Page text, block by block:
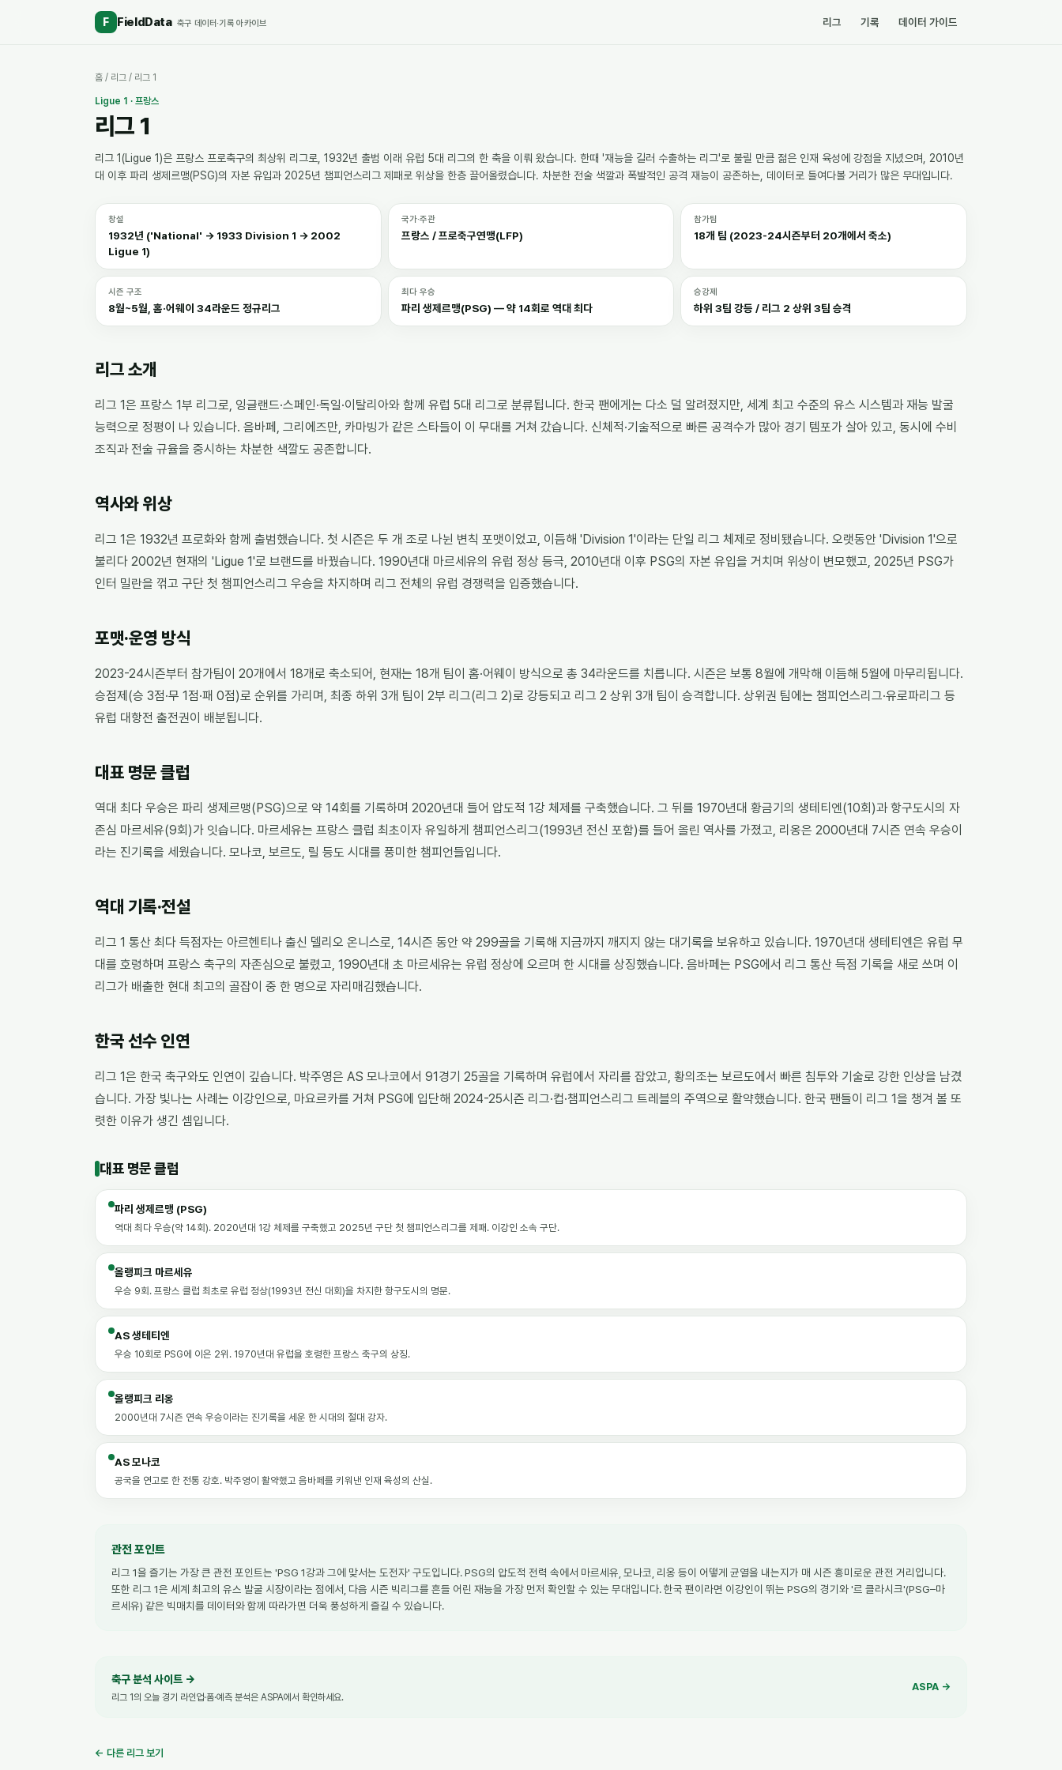
F FieldData 축구 데이터·기록 아카이브 리그 기록 데이터 가이드
홈 / 리그 / 리그 1
Ligue 1 · 프랑스
리그 1
리그 1(Ligue 1)은 프랑스 프로축구의 최상위 리그로, 1932년 출범 이래 유럽 5대 리그의 한 축을 이뤄 왔습니다. 한때 '재능을 길러 수출하는 리그'로 불릴 만큼 젊은 인재 육성에 강점을 지녔으며, 2010년
대 이후 파리 생제르맹(PSG)의 자본 유입과 2025년 챔피언스리그 제패로 위상을 한층 끌어올렸습니다. 차분한 전술 색깔과 폭발적인 공격 재능이 공존하는, 데이터로 들여다볼 거리가 많은 무대입니다.
창설
1932년 ('National' → 1933 Division 1 → 2002
Ligue 1)
국가·주관
프랑스 / 프로축구연맹(LFP)
참가팀
18개 팀 (2023-24시즌부터 20개에서 축소)
시즌 구조
8월~5월, 홈·어웨이 34라운드 정규리그
최다 우승
파리 생제르맹(PSG) — 약 14회로 역대 최다
승강제
하위 3팀 강등 / 리그 2 상위 3팀 승격
리그 소개
리그 1은 프랑스 1부 리그로, 잉글랜드·스페인·독일·이탈리아와 함께 유럽 5대 리그로 분류됩니다. 한국 팬에게는 다소 덜 알려졌지만, 세계 최고 수준의 유스 시스템과 재능 발굴
능력으로 정평이 나 있습니다. 음바페, 그리에즈만, 카마빙가 같은 스타들이 이 무대를 거쳐 갔습니다. 신체적·기술적으로 빠른 공격수가 많아 경기 템포가 살아 있고, 동시에 수비
조직과 전술 규율을 중시하는 차분한 색깔도 공존합니다.
역사와 위상
리그 1은 1932년 프로화와 함께 출범했습니다. 첫 시즌은 두 개 조로 나뉜 변칙 포맷이었고, 이듬해 'Division 1'이라는 단일 리그 체제로 정비됐습니다. 오랫동안 'Division 1'으로
불리다 2002년 현재의 'Ligue 1'로 브랜드를 바꿨습니다. 1990년대 마르세유의 유럽 정상 등극, 2010년대 이후 PSG의 자본 유입을 거치며 위상이 변모했고, 2025년 PSG가
인터 밀란을 꺾고 구단 첫 챔피언스리그 우승을 차지하며 리그 전체의 유럽 경쟁력을 입증했습니다.
포맷·운영 방식
2023-24시즌부터 참가팀이 20개에서 18개로 축소되어, 현재는 18개 팀이 홈·어웨이 방식으로 총 34라운드를 치릅니다. 시즌은 보통 8월에 개막해 이듬해 5월에 마무리됩니다.
승점제(승 3점·무 1점·패 0점)로 순위를 가리며, 최종 하위 3개 팀이 2부 리그(리그 2)로 강등되고 리그 2 상위 3개 팀이 승격합니다. 상위권 팀에는 챔피언스리그·유로파리그 등
유럽 대항전 출전권이 배분됩니다.
대표 명문 클럽
역대 최다 우승은 파리 생제르맹(PSG)으로 약 14회를 기록하며 2020년대 들어 압도적 1강 체제를 구축했습니다. 그 뒤를 1970년대 황금기의 생테티엔(10회)과 항구도시의 자
존심 마르세유(9회)가 잇습니다. 마르세유는 프랑스 클럽 최초이자 유일하게 챔피언스리그(1993년 전신 포함)를 들어 올린 역사를 가졌고, 리옹은 2000년대 7시즌 연속 우승이
라는 진기록을 세웠습니다. 모나코, 보르도, 릴 등도 시대를 풍미한 챔피언들입니다.
역대 기록·전설
리그 1 통산 최다 득점자는 아르헨티나 출신 델리오 온니스로, 14시즌 동안 약 299골을 기록해 지금까지 깨지지 않는 대기록을 보유하고 있습니다. 1970년대 생테티엔은 유럽 무
대를 호령하며 프랑스 축구의 자존심으로 불렸고, 1990년대 초 마르세유는 유럽 정상에 오르며 한 시대를 상징했습니다. 음바페는 PSG에서 리그 통산 득점 기록을 새로 쓰며 이
리그가 배출한 현대 최고의 골잡이 중 한 명으로 자리매김했습니다.
한국 선수 인연
리그 1은 한국 축구와도 인연이 깊습니다. 박주영은 AS 모나코에서 91경기 25골을 기록하며 유럽에서 자리를 잡았고, 황의조는 보르도에서 빠른 침투와 기술로 강한 인상을 남겼
습니다. 가장 빛나는 사례는 이강인으로, 마요르카를 거쳐 PSG에 입단해 2024-25시즌 리그·컵·챔피언스리그 트레블의 주역으로 활약했습니다. 한국 팬들이 리그 1을 챙겨 볼 또
렷한 이유가 생긴 셈입니다.
대표 명문 클럽
파리 생제르맹 (PSG)
역대 최다 우승(약 14회). 2020년대 1강 체제를 구축했고 2025년 구단 첫 챔피언스리그를 제패. 이강인 소속 구단.
올랭피크 마르세유
우승 9회. 프랑스 클럽 최초로 유럽 정상(1993년 전신 대회)을 차지한 항구도시의 명문.
AS 생테티엔
우승 10회로 PSG에 이은 2위. 1970년대 유럽을 호령한 프랑스 축구의 상징.
올랭피크 리옹
2000년대 7시즌 연속 우승이라는 진기록을 세운 한 시대의 절대 강자.
AS 모나코
공국을 연고로 한 전통 강호. 박주영이 활약했고 음바페를 키워낸 인재 육성의 산실.
관전 포인트
리그 1을 즐기는 가장 큰 관전 포인트는 'PSG 1강과 그에 맞서는 도전자' 구도입니다. PSG의 압도적 전력 속에서 마르세유, 모나코, 리옹 등이 어떻게 균열을 내는지가 매 시즌 흥미로운 관전 거리입니다.
또한 리그 1은 세계 최고의 유스 발굴 시장이라는 점에서, 다음 시즌 빅리그를 흔들 어린 재능을 가장 먼저 확인할 수 있는 무대입니다. 한국 팬이라면 이강인이 뛰는 PSG의 경기와 '르 클라시크'(PSG–마
르세유) 같은 빅매치를 데이터와 함께 따라가면 더욱 풍성하게 즐길 수 있습니다.
축구 분석 사이트 →
리그 1의 오늘 경기 라인업·폼·예측 분석은 ASPA에서 확인하세요.
ASPA →
← 다른 리그 보기